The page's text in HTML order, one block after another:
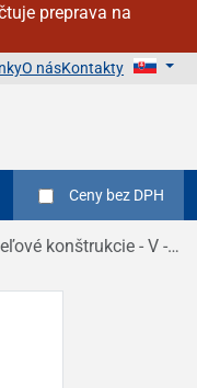
preprava na
O násKontakty
Ceny bez DPH
- DIN 6914 / EN 14399 - 4